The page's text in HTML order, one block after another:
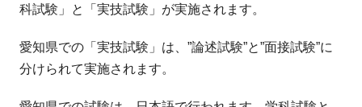
科試験」と「実技試験」が実施されます。
愛知県での「実技試験」は、”論述試験”と”面接試験”に
分けられて実施されます。